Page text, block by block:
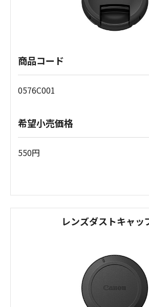
商品コード
0576C001
希望小売価格
550円
レンズダストキャッ